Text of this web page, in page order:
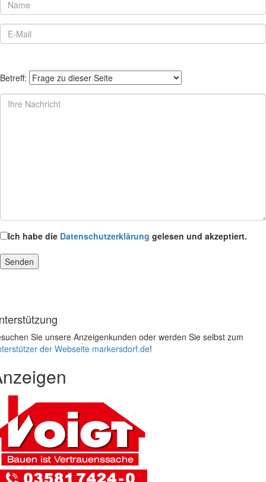
Betreff:
Ich habe die Datenschutzerklärung gelesen und akzeptiert.
Sie unsere Anzeigenkunden oder werden Sie selbst zum
der Webseite markersdorf.de!